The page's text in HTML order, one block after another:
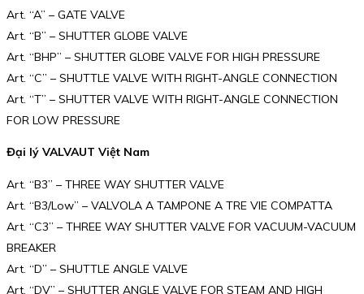
Art. “A” – GATE VALVE
Art. “B” – SHUTTER GLOBE VALVE
Art. “BHP” – SHUTTER GLOBE VALVE FOR HIGH PRESSURE
Art. “C” – SHUTTLE VALVE WITH RIGHT-ANGLE CONNECTION
Art. “T” – SHUTTER VALVE WITH RIGHT-ANGLE CONNECTION
FOR LOW PRESSURE
Đại lý VALVAUT Việt Nam
Art. “B3” – THREE WAY SHUTTER VALVE
Art. “B3/Low” – VALVOLA A TAMPONE A TRE VIE COMPATTA
Art. “C3” – THREE WAY SHUTTER VALVE FOR VACUUM-VACUUM
BREAKER
Art. “D” – SHUTTLE ANGLE VALVE
Art. “DV” – SHUTTER ANGLE VALVE FOR STEAM AND HIGH